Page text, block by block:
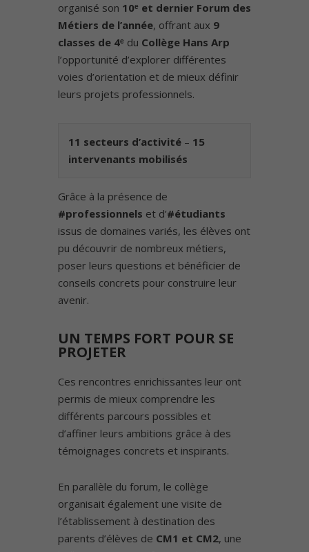
organisé son 10ᵉ et dernier Forum des
Métiers de l’année, offrant aux 9
classes de 4ᵉ du Collège Hans Arp
l’opportunité d’explorer différentes
voies d’orientation et de mieux définir
leurs projets professionnels.
11 secteurs d’activité – 15
intervenants mobilisés
Grâce à la présence de
#professionnels et d’#étudiants
issus de domaines variés, les élèves ont
pu découvrir de nombreux métiers,
poser leurs questions et bénéficier de
conseils concrets pour construire leur
avenir.
UN TEMPS FORT POUR SE
PROJETER
Ces rencontres enrichissantes leur ont
permis de mieux comprendre les
différents parcours possibles et
d’affiner leurs ambitions grâce à des
témoignages concrets et inspirants.
En parallèle du forum, le collège
organisait également une visite de
l’établissement à destination des
parents d’élèves de CM1 et CM2, une